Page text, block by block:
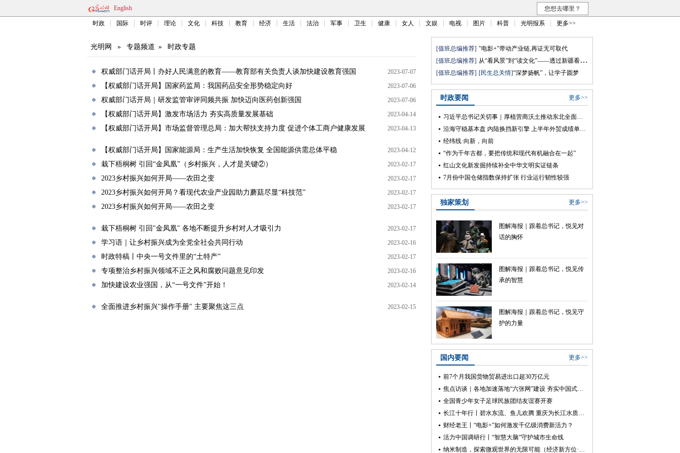
English 您想去哪里？
时政 国际 时评 理论 文化 科技 教育 经济 生活 法治 军事 卫生 健康 女人 文娱 电视 图片 科普 光明报系 更多>>
光明网 » 专题频道 » 时政专题
权威部门话开局丨办好人民满意的教育——教育部有关负责人谈加快建设教育强国 2023-07-07
【权威部门话开局】国家药监局：我国药品安全形势稳定向好 2023-07-06
权威部门话开局｜研发监管审评同频共振 加快迈向医药创新强国 2023-07-06
【权威部门话开局】激发市场活力 夯实高质量发展基础 2023-04-14
【权威部门话开局】市场监督管理总局：加大帮扶支持力度 促进个体工商户健康发展 2023-04-13
【权威部门话开局】国家能源局：生产生活加快恢复 全国能源供需总体平稳 2023-04-12
栽下梧桐树 引回“金凤凰”（乡村振兴，人才是关键②） 2023-02-17
2023乡村振兴如何开局——农田之变 2023-02-17
2023乡村振兴如何开局？看现代农业产业园助力蘑菇尽显“科技范” 2023-02-17
2023乡村振兴如何开局——农田之变 2023-02-17
栽下梧桐树 引回"金凤凰" 各地不断提升乡村对人才吸引力 2023-02-17
学习语｜让乡村振兴成为全党全社会共同行动 2023-02-16
时政特稿丨中央一号文件里的“土特产” 2023-02-17
专项整治乡村振兴领域不正之风和腐败问题意见印发 2023-02-16
加快建设农业强国，从“一号文件”开始！ 2023-02-14
全面推进乡村振兴"操作手册" 主要聚焦这三点 2023-02-15